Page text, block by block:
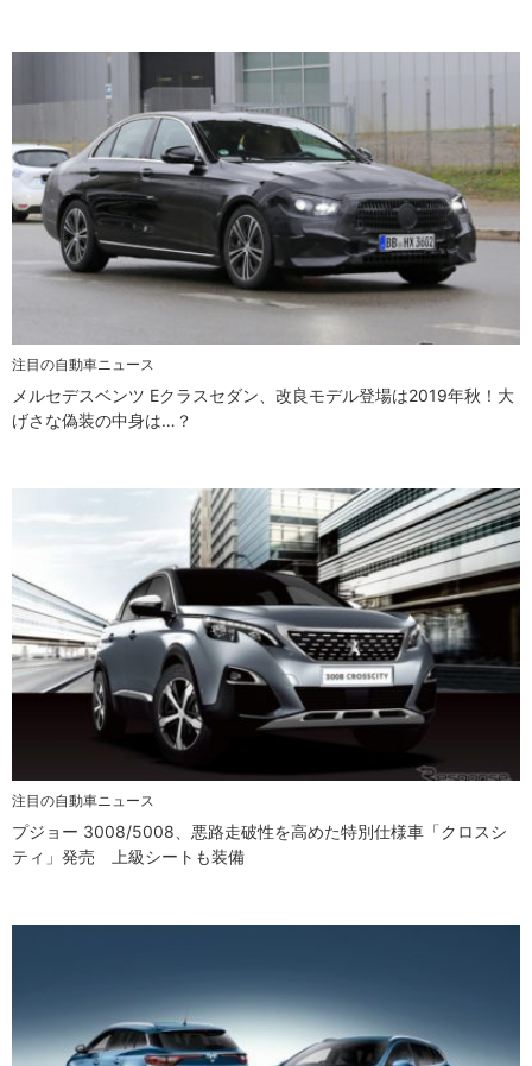
注目の自動車ニュース
メルセデスベンツ Eクラスセダン、改良モデル登場は2019年秋！大
げさな偽装の中身は…？
注目の自動車ニュース
プジョー 3008/5008、悪路走破性を高めた特別仕様車「クロスシ
ティ」発売 上級シートも装備